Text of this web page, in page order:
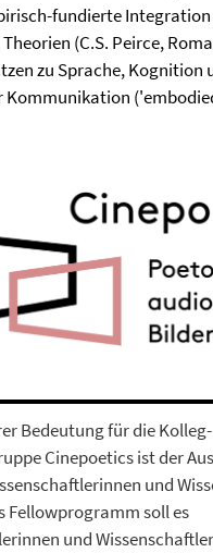
fundierte Integration
(C.S. Peirce,
zu Sprache, Kognition
Bedeutung für die Kolleg-
Cinepoetics ist der
und
Fellowprogramm soll es
und